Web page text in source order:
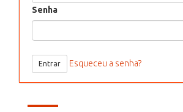
Senha
Esqueceu a senha?